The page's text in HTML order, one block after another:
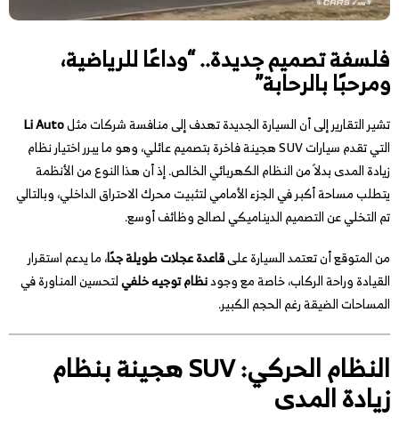
فلسفة تصميم جديدة.. “وداعًا للرياضية،
ومرحبًا بالرحابة”
تشير التقارير إلى أن السيارة الجديدة تهدف إلى منافسة شركات مثلLi Auto
التي تقدم سيارات SUV هجينة فاخرة بتصميم عائلي، وهو ما يبرر اختيار نظام
زيادة المدى بدلاً من النظام الكهربائي الخالص. إذ أن هذا النوع من الأنظمة
يتطلب مساحة أكبر في الجزء الأمامي لتثبيت محرك الاحتراق الداخلي، وبالتالي
تم التخلي عن التصميم الديناميكي لصالح وظائف أوسع.
من المتوقع أن تعتمد السيارة علىقاعدة عجلات طويلة جدًا، ما يدعم استقرار
القيادة وراحة الركاب، خاصة مع وجودنظام توجيه خلفيلتحسين المناورة في
المساحات الضيقة رغم الحجم الكبير.
النظام الحركي: SUV هجينة بنظام
زيادة المدى